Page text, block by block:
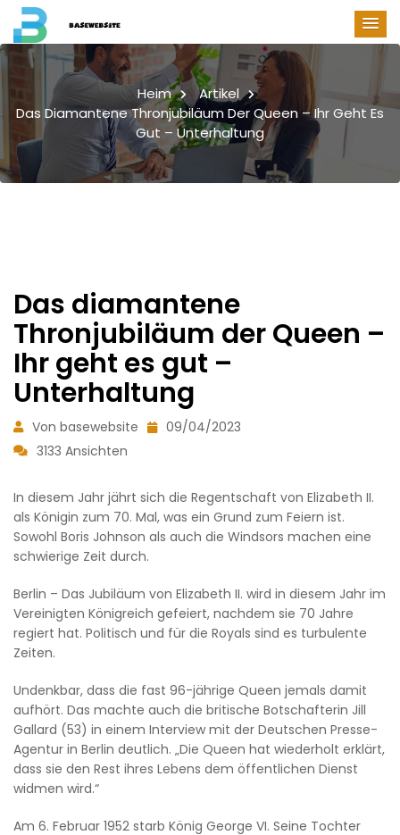
Heim
Artikel
Das Diamantene Thronjubiläum Der Queen – Ihr Geht Es
Gut – Unterhaltung
Das diamantene
Thronjubiläum der Queen –
Ihr geht es gut –
Unterhaltung
Von basewebsite
09/04/2023
3133 Ansichten
In diesem Jahr jährt sich die Regentschaft von Elizabeth II.
als Königin zum 70. Mal, was ein Grund zum Feiern ist.
Sowohl Boris Johnson als auch die Windsors machen eine
schwierige Zeit durch.
Berlin – Das Jubiläum von Elizabeth II. wird in diesem Jahr im
Vereinigten Königreich gefeiert, nachdem sie 70 Jahre
regiert hat. Politisch und für die Royals sind es turbulente
Zeiten.
Undenkbar, dass die fast 96-jährige Queen jemals damit
aufhört. Das machte auch die britische Botschafterin Jill
Gallard (53) in einem Interview mit der Deutschen Presse-
Agentur in Berlin deutlich. „Die Queen hat wiederholt erklärt,
dass sie den Rest ihres Lebens dem öffentlichen Dienst
widmen wird.“
Am 6. Februar 1952 starb König George VI. Seine Tochter